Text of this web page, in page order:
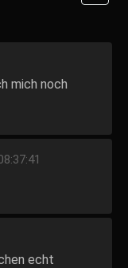
mich noch
echt